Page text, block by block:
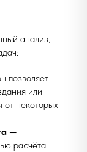
анализ,
позволяет
или
от некоторых
—
расчёта